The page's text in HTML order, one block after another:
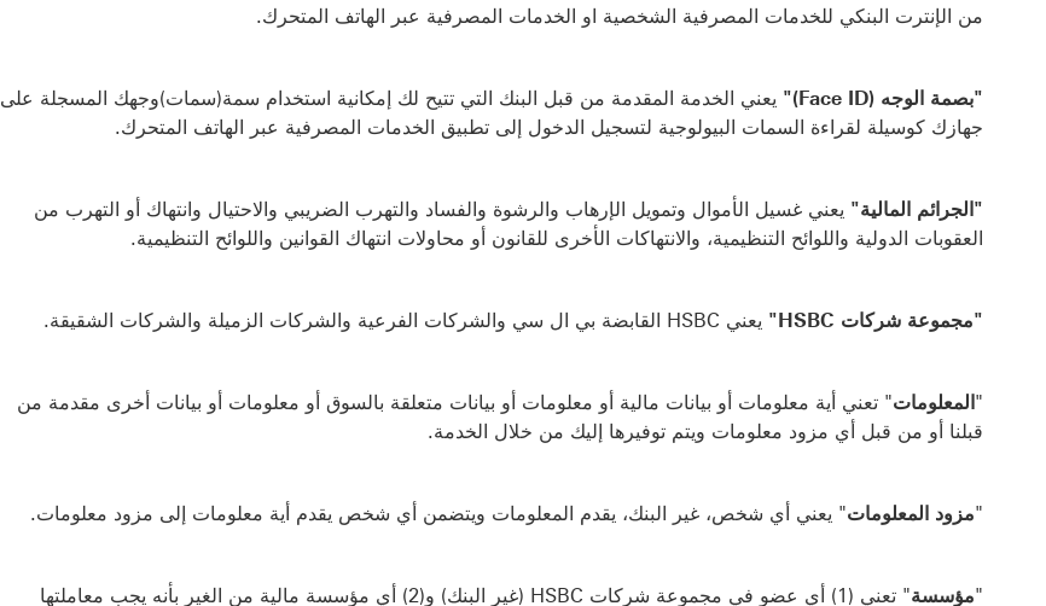
من الإنترت البنكي للخدمات المصرفية الشخصية او الخدمات المصرفية عبر الهاتف المتحرك.
"بصمة الوجه (Face ID)"
يعني الخدمة المقدمة من قبل البنك التي تتيح لك إمكانية استخدام سمة(سمات)وجهك المسجلة على
جهازك كوسيلة لقراءة السمات البيولوجية لتسجيل الدخول إلى تطبيق الخدمات المصرفية عبر الهاتف المتحرك.
"الجرائم المالية" يعني غسيل الأموال وتمويل الإرهاب والرشوة والفساد والتهرب الضريبي والاحتيال وانتهاك أو التهرب من
العقوبات الدولية واللوائح التنظيمية، والانتهاكات الأخرى للقانون أو محاولات انتهاك القوانين واللوائح التنظيمية.
"مجموعة شركات HSBC" يعني HSBC القابضة بي ال سي والشركات الفرعية والشركات الزميلة والشركات الشقيقة.
"المعلومات" تعني أية معلومات أو بيانات مالية أو معلومات أو بيانات متعلقة بالسوق أو معلومات أو بيانات أخرى مقدمة من
قبلنا أو من قبل أي مزود معلومات ويتم توفيرها إليك من خلال الخدمة.
"مزود المعلومات" يعني أي شخص، غير البنك، يقدم المعلومات ويتضمن أي شخص يقدم أية معلومات إلى مزود معلومات.
"مؤسسة " تعني (1) أي عضو في مجموعة شركات HSBC (غير البنك) و(2) أي مؤسسة مالية من الغير بأنه يجب معاملتها